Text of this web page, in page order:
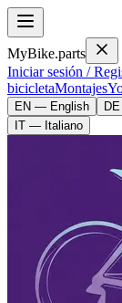
MyBike.parts
Iniciar sesión /
bicicletaMontajes
EN — English
IT — Italiano